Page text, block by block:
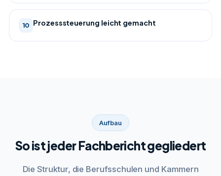
10 Prozesssteuerung leicht gemacht
Aufbau
So ist jeder Fachbericht gegliedert
Die Struktur, die Berufsschulen und Kammern